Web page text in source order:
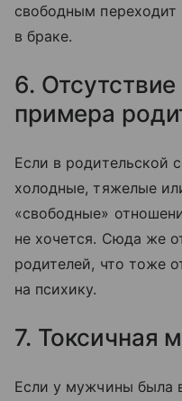
свободным переходит
в браке.
6.
примера
Если в родительской
холодные, тяжелые
«свободные»
не хочется. Сюда же
родителей, что тоже
на психику.
7. Токсичная
Если у мужчины была